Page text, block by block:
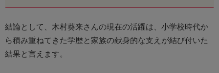
結論として、木村葵来さんの現在の活躍は、小学校時代か
ら積み重ねてきた学歴と家族の献身的な支えが結び付いた
結果と言えます。